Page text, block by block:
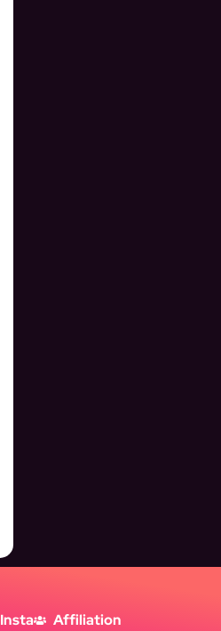
Insta Affiliation